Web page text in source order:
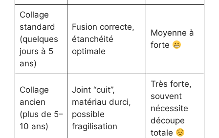
Collage
standard
(quelques
jours à 5
ans)
Fusion correcte,
étanchéité
optimale
Moyenne à
forte
Collage
ancien
(plus de 5–
10 ans)
Joint “cuit”,
matériau durci,
possible
fragilisation
Très forte,
souvent
nécessite
découpe
totale